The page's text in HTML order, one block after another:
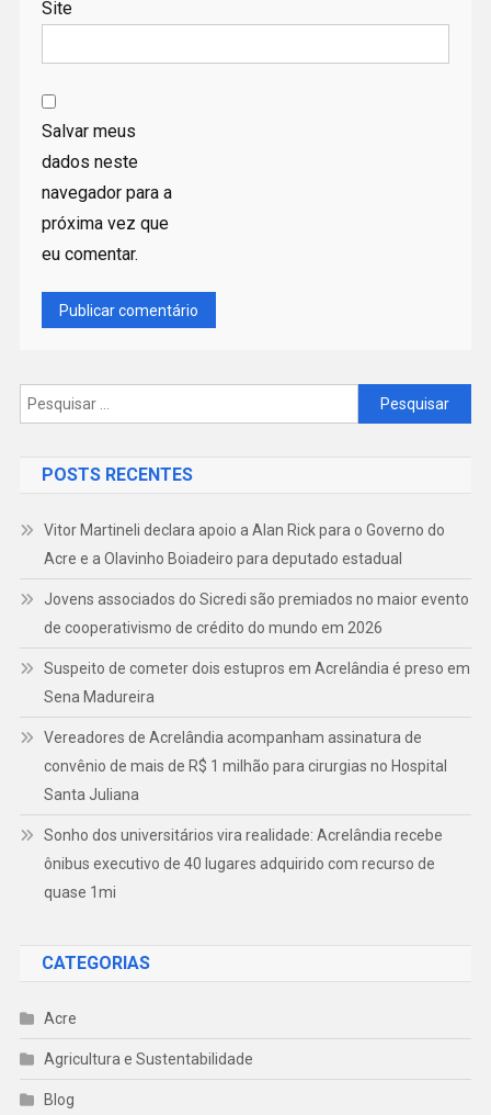
Site
Salvar meus
dados neste
navegador para a
próxima vez que
eu comentar.
Pesquisar
por:
POSTS RECENTES
Vitor Martineli declara apoio a Alan Rick para o Governo do
Acre e a Olavinho Boiadeiro para deputado estadual
Jovens associados do Sicredi são premiados no maior evento
de cooperativismo de crédito do mundo em 2026
Suspeito de cometer dois estupros em Acrelândia é preso em
Sena Madureira
Vereadores de Acrelândia acompanham assinatura de
convênio de mais de R$ 1 milhão para cirurgias no Hospital
Santa Juliana
Sonho dos universitários vira realidade: Acrelândia recebe
ônibus executivo de 40 lugares adquirido com recurso de
quase 1mi
CATEGORIAS
Acre
Agricultura e Sustentabilidade
Blog